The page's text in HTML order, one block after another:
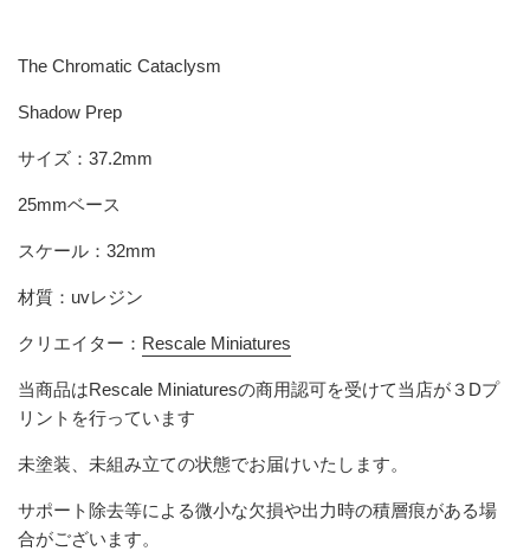
The Chromatic Cataclysm
Shadow Prep
サイズ ：37.2mm
25mmベース
スケール：32mm
材質：uvレジン
クリエイター： Rescale Miniatures
当商品はRescale Miniaturesの商用認可を受けて当店が３Dプ
リントを行っています
未塗装、未組み立ての状態でお届けいたします。
サポート除去等による微小な欠損や出力時の積層痕がある場
合がございます。